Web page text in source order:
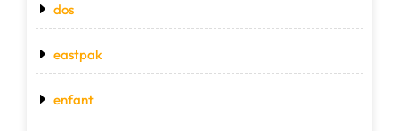
dos
eastpak
enfant